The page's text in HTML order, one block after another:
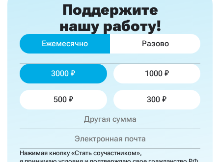
Поддержите
нашу работу!
Ежемесячно Разово
3000 1000
500 300
Нажимая кнопку «Стать соучастником»,